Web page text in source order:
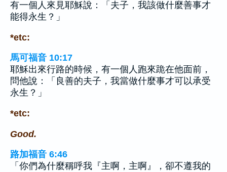
有一個人來見耶穌說：「夫子，我該做什麼善事才
能得永生？」
*etc:
馬可福音 10:17
耶穌出來行路的時候，有一個人跑來跪在他面前，
問他說：「良善的夫子，我當做什麼事才可以承受
永生？」
*etc:
Good.
路加福音 6:46
「你們為什麼稱呼我『主啊，主啊』，卻不遵我的